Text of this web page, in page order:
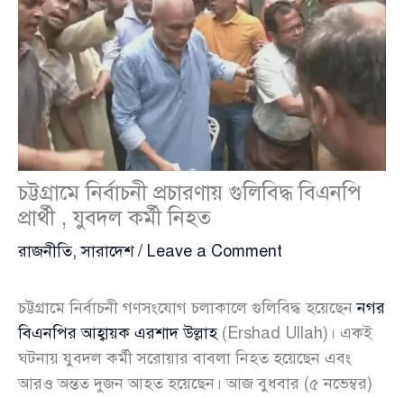
চট্টগ্রামে নির্বাচনী প্রচারণায় গুলিবিদ্ধ বিএনপি
প্রার্থী , যুবদল কর্মী নিহত
রাজনীতি,সারাদেশ/ Leave a Comment
চট্টগ্রামে নির্বাচনী গণসংযোগ চলাকালে গুলিবিদ্ধ হয়েছেননগর
বিএনপির আহ্বায়ক এরশাদ উল্লাহ(Ershad Ullah)। একই
ঘটনায় যুবদল কর্মী সরোয়ার বাবলা নিহত হয়েছেন এবং
আরও অন্তত দুজন আহত হয়েছেন। আজ বুধবার (৫ নভেম্বর)